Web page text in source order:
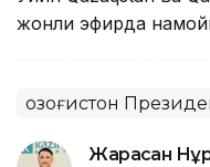
жонли эфирда
Қозоғистон
Жарасқан